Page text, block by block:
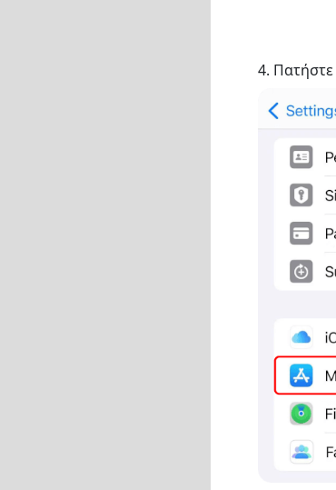
4. Πατήστε